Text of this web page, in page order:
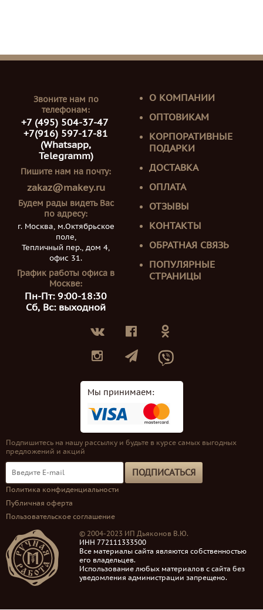
Звоните нам по
телефонам:
+7 (495) 504-37-47
+7(916) 597-17-81
(Whatsapp,
Telegramm)
Пишите нам на почту:
zakaz@makey.ru
Будем рады видеть Вас
по адресу:
г. Москва, м.Октябрьское
поле,
Тепличный пер., дом 4,
офис 31.
График работы офиса в
Москве:
Пн-Пт: 9:00-18:30
Сб, Вс: выходной
О КОМПАНИИ
ОПТОВИКАМ
КОРПОРАТИВНЫЕ
ПОДАРКИ
ДОСТАВКА
ОПЛАТА
ОТЗЫВЫ
КОНТАКТЫ
ОБРАТНАЯ СВЯЗЬ
ПОПУЛЯРНЫЕ
СТРАНИЦЫ
Мы принимаем:
Подпишитесь на нашу рассылку и будьте в курсе самых выгодных
предложений и акций
ПОДПИСАТЬСЯ
Политика конфиденциальности
Публичная оферта
Пользовательское соглашение
© 2004-2023 ИП Дьяконов В.Ю.
ИНН 772111333500
Все материалы сайта являются собственностью
его владельцев.
Использование любых материалов с сайта без
уведомления администрации запрещено.